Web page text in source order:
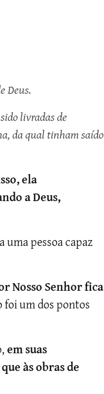
Deus.
livradas de
da qual tinham saído
ela
a Deus,
pessoa capaz
Nosso Senhor fica
foi um dos pontos
em suas
às obras de